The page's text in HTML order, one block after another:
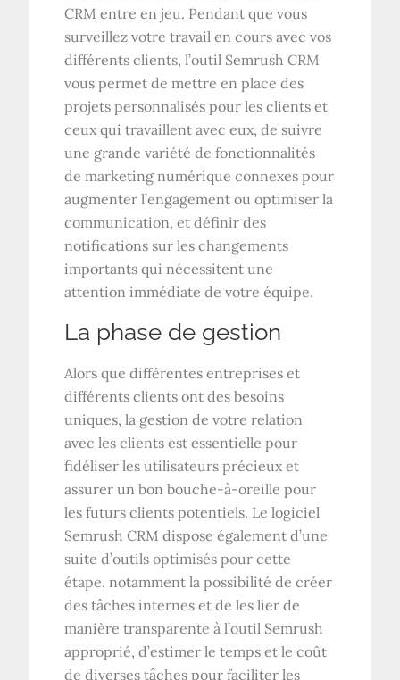
CRM entre en jeu. Pendant que vous
surveillez votre travail en cours avec vos
différents clients, l’outil Semrush CRM
vous permet de mettre en place des
projets personnalisés pour les clients et
ceux qui travaillent avec eux, de suivre
une grande variété de fonctionnalités
de marketing numérique connexes pour
augmenter l’engagement ou optimiser la
communication, et définir des
notifications sur les changements
importants qui nécessitent une
attention immédiate de votre équipe.
La phase de gestion
Alors que différentes entreprises et
différents clients ont des besoins
uniques, la gestion de votre relation
avec les clients est essentielle pour
fidéliser les utilisateurs précieux et
assurer un bon bouche-à-oreille pour
les futurs clients potentiels. Le logiciel
Semrush CRM dispose également d’une
suite d’outils optimisés pour cette
étape, notamment la possibilité de créer
des tâches internes et de les lier de
manière transparente à l’outil Semrush
approprié, d’estimer le temps et le coût
de diverses tâches pour faciliter les